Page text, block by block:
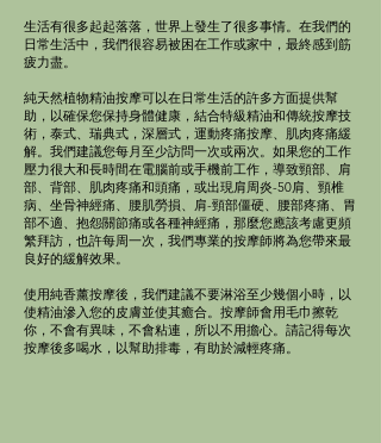
生活有很多起起落落，世界上發生了很多事情。在我們的
日常生活中，我們很容易被困在工作或家中，最終感到筋
疲力盡。
純天然植物精油按摩可以在日常生活的許多方面提供幫
助，以確保您保持身體健康，結合特級精油和傳統按摩技
術，泰式、瑞典式，深層式，運動疼痛按摩、肌肉疼痛緩
解。我們建議您每月至少訪問一次或兩次。如果您的工作
壓力很大和長時間在電腦前或手機前工作，導致頸部、肩
部、背部、肌肉疼痛和頭痛，或出現肩周炎-50肩、頸椎
病、坐骨神經痛、腰肌勞損、肩-頸部僵硬、腰部疼痛、胃
部不適、抱怨關節痛或各種神經痛，那麼您應該考慮更頻
繁拜訪，也許每周一次，我們專業的按摩師將為您帶來最
良好的緩解效果。
使用純香薰按摩後，我們建議不要淋浴至少幾個小時，以
使精油滲入您的皮膚並使其癒合。按摩師會用毛巾擦乾
你，不會有異味，不會粘連，所以不用擔心。請記得每次
按摩後多喝水，以幫助排毒，有助於減輕疼痛。